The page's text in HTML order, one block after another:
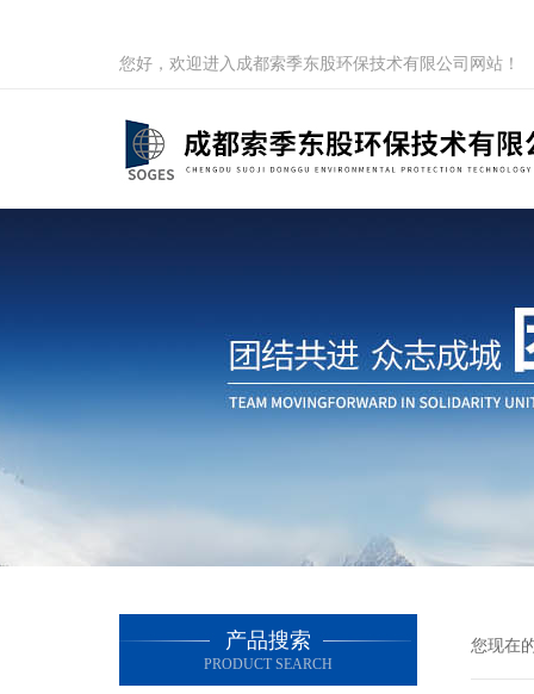
您好，欢迎进入成都索季东股环保技术有限公司网站！
产品搜索
PRODUCT SEARCH
您现在